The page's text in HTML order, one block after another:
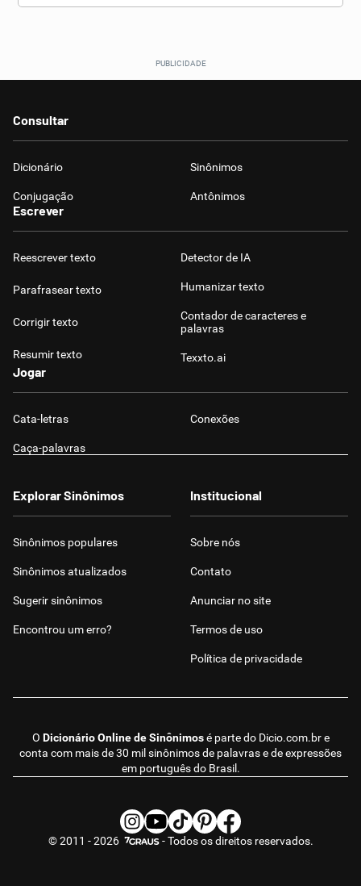
Consultar
Dicionário Sinônimos
Conjugação Antônimos
Escrever
Reescrever texto
Parafrasear texto
Corrigir texto
Resumir texto
Detector de IA
Humanizar texto
Contador de caracteres e
palavras
Texxto.ai
Jogar
Cata-letras Conexões
Caça-palavras
O Dicionário Online de Sinônimosé parte do Dicio.com.bre
conta com mais de 30 mil sinônimos de palavras e de expressões
em português do Brasil.
Explorar Sinônimos
Sinônimos populares
Sinônimos atualizados
Sugerir sinônimos
Encontrou um erro?
Institucional
Sobre nós
Contato
Anunciar no site
Termos de uso
Política de privacidade
© 2011 - 2026 - Todos os direitos reservados.